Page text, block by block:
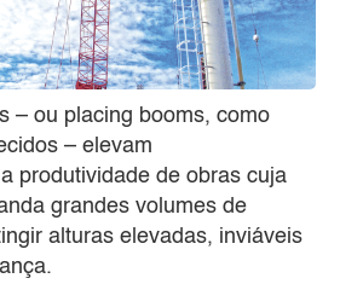
– ou placing booms, como
– elevam
produtividade de obras cuja
grandes volumes de
alturas elevadas, inviáveis